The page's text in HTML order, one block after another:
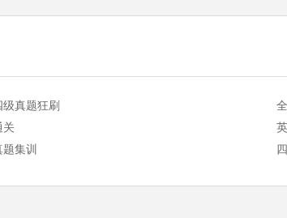
真题狂刷
关
集训